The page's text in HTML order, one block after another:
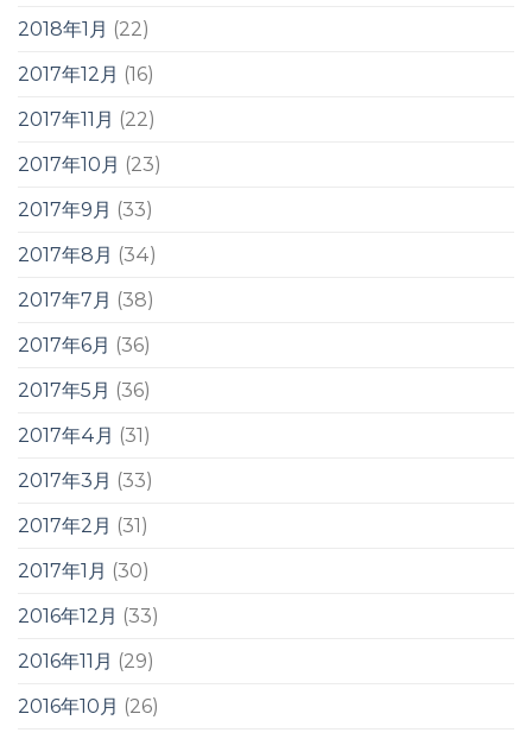
2018年1月 (22)
2017年12月 (16)
2017年11月 (22)
2017年10月 (23)
2017年9月 (33)
2017年8月 (34)
2017年7月 (38)
2017年6月 (36)
2017年5月 (36)
2017年4月 (31)
2017年3月 (33)
2017年2月 (31)
2017年1月 (30)
2016年12月 (33)
2016年11月 (29)
2016年10月 (26)